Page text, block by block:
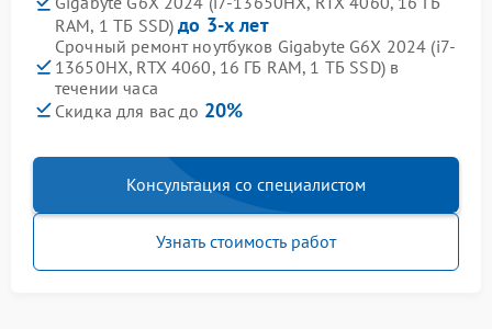
RAM, 1 ТБ SSD)до 3-х лет
Срочный ремонт ноутбуков Gigabyte G6X 2024 (i7-
13650HX, RTX 4060, 16 ГБ RAM, 1 ТБ SSD) в
течении часа
Скидка для вас до 20%
Консультация со специалистом
Узнать стоимость работ